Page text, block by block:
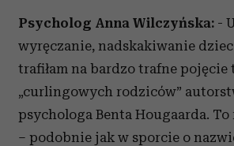
Psycholog Anna Wilczyńska: -
wyręczanie, nadskakiwanie
trafiłam na bardzo trafne pojęcie
„curlingowych rodziców”
psychologa Benta Hougaarda.
– podobnie jak w sporcie o